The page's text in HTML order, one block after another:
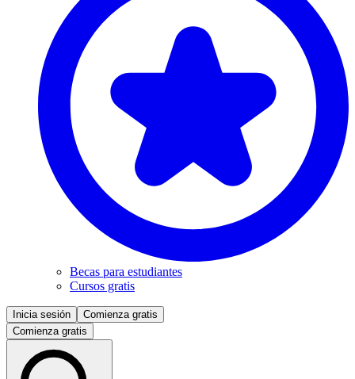
Becas para estudiantes
Cursos gratis
Inicia sesión
Comienza gratis
Comienza gratis